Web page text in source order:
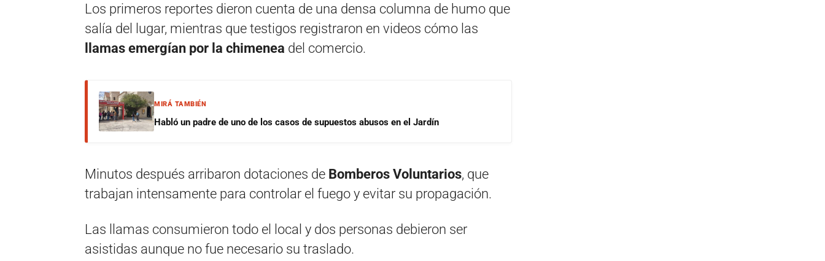
Los primeros reportes dieron cuenta de una densa columna de humo que
salía del lugar, mientras que testigos registraron en videos cómo las
llamas emergían por la chimenea del comercio.
MIRÁ TAMBIÉN
Habló un padre de uno de los casos de supuestos abusos en el Jardín
Minutos después arribaron dotaciones de Bomberos Voluntarios, que
trabajan intensamente para controlar el fuego y evitar su propagación.
Las llamas consumieron todo el local y dos personas debieron ser
asistidas aunque no fue necesario su traslado.